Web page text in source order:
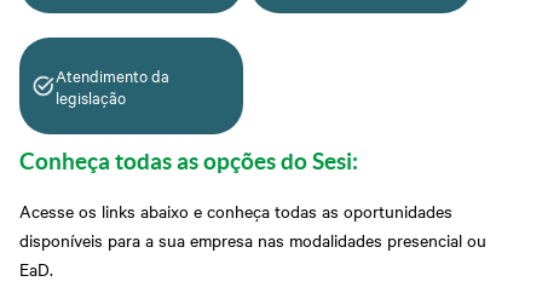
Atendimento da
legislação
Conheça todas as opções do Sesi:
Acesse os links abaixo e conheça todas as oportunidades
disponíveis para a sua empresa nas modalidades presencial ou
EaD.